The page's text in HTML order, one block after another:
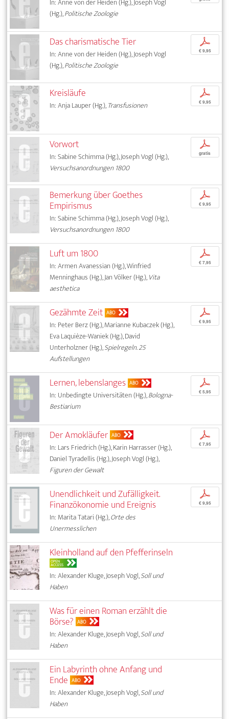
In: Anne von der Heiden (Hg.), Joseph Vogl
(Hg.),Politische Zoologie
Das charismatische Tier
In: Anne von der Heiden (Hg.), Joseph Vogl
(Hg.),Politische Zoologie
p
€ 9,95
Kreisläufe
In: Anja Lauper (Hg.),Transfusionen
p
€ 9,95
Vorwort
In: Sabine Schimma (Hg.), Joseph Vogl (Hg.),
Versuchsanordnungen 1800
p
gratis
Bemerkung über Goethes
Empirismus
In: Sabine Schimma (Hg.), Joseph Vogl (Hg.),
Versuchsanordnungen 1800
p
€ 9,95
Luft um 1800
In: Armen Avanessian (Hg.), Winfried
Menninghaus (Hg.), Jan Völker (Hg.),Vita
aesthetica
p
€ 7,95
Gezähmte Zeit ABO
In: Peter Berz (Hg.), Marianne Kubaczek (Hg.),
Eva Laquièze-Waniek (Hg.), David
Unterholzner (Hg.),Spielregeln. 25
Aufstellungen
p
€ 9,95
Lernen, lebenslanges ABO
In: Unbedingte Universitäten (Hg.),Bologna-
Bestiarium
p
€ 5,95
Der Amokläufer ABO
In: Lars Friedrich (Hg.), Karin Harrasser (Hg.),
Daniel Tyradellis (Hg.), Joseph Vogl (Hg.),
Figuren der Gewalt
p
€ 7,95
Unendlichkeit und Zufälligkeit.
Finanzökonomie und Ereignis
In: Marita Tatari (Hg.),Orte des
Unermesslichen
p
€ 9,95
Kleinholland auf den Pfefferinseln
OPEN
ACCESS
In: Alexander Kluge, Joseph Vogl,Soll und
Haben
Was für einen Roman erzählt die
Börse? ABO
In: Alexander Kluge, Joseph Vogl,Soll und
Haben
Ein Labyrinth ohne Anfang und
Ende ABO
In: Alexander Kluge, Joseph Vogl,Soll und
Haben